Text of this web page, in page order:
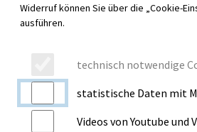
Widerruf können Sie über die „Cookie-
ausführen.
technisch notwendige
statistische Daten mit
Videos von Youtube und